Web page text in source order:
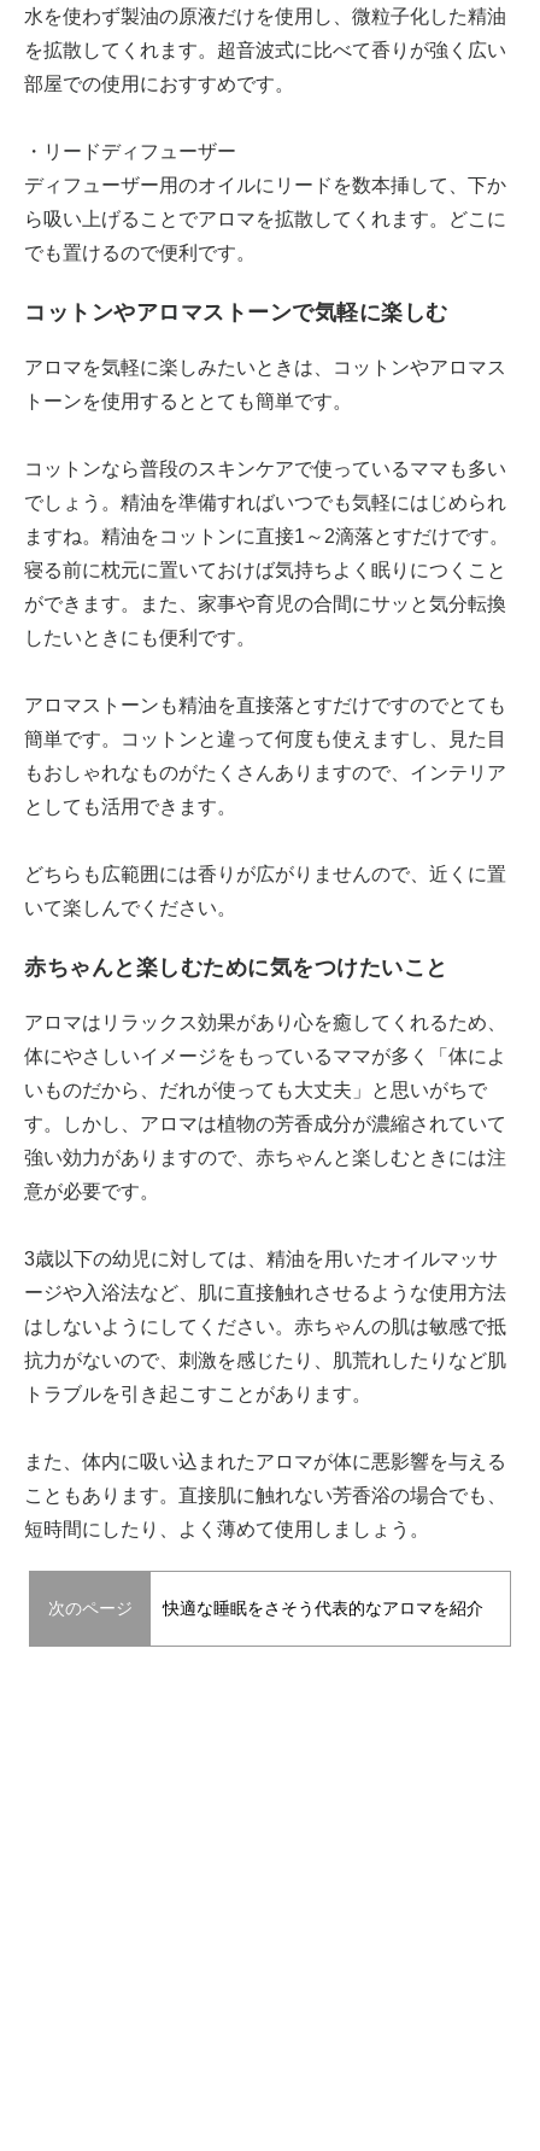
水を使わず製油の原液だけを使用し、微粒子化した精油
を拡散してくれます。超音波式に比べて香りが強く広い
部屋での使用におすすめです。
・リードディフューザー
ディフューザー用のオイルにリードを数本挿して、下か
ら吸い上げることでアロマを拡散してくれます。どこに
でも置けるので便利です。
コットンやアロマストーンで気軽に楽しむ
アロマを気軽に楽しみたいときは、コットンやアロマス
トーンを使用するととても簡単です。
コットンなら普段のスキンケアで使っているママも多い
でしょう。精油を準備すればいつでも気軽にはじめられ
ますね。精油をコットンに直接1～2滴落とすだけです。
寝る前に枕元に置いておけば気持ちよく眠りにつくこと
ができます。また、家事や育児の合間にサッと気分転換
したいときにも便利です。
アロマストーンも精油を直接落とすだけですのでとても
簡単です。コットンと違って何度も使えますし、見た目
もおしゃれなものがたくさんありますので、インテリア
としても活用できます。
どちらも広範囲には香りが広がりませんので、近くに置
いて楽しんでください。
赤ちゃんと楽しむために気をつけたいこと
アロマはリラックス効果があり心を癒してくれるため、
体にやさしいイメージをもっているママが多く「体によ
いものだから、だれが使っても大丈夫」と思いがちで
す。しかし、アロマは植物の芳香成分が濃縮されていて
強い効力がありますので、赤ちゃんと楽しむときには注
意が必要です。
3歳以下の幼児に対しては、精油を用いたオイルマッサ
ージや入浴法など、肌に直接触れさせるような使用方法
はしないようにしてください。赤ちゃんの肌は敏感で抵
抗力がないので、刺激を感じたり、肌荒れしたりなど肌
トラブルを引き起こすことがあります。
また、体内に吸い込まれたアロマが体に悪影響を与える
こともあります。直接肌に触れない芳香浴の場合でも、
短時間にしたり、よく薄めて使用しましょう。
次のページ 快適な睡眠をさそう代表的なアロマを紹介